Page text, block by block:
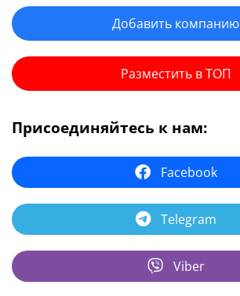
Добавить компанию
Разместить в ТОП
Присоединяйтесь к нам:
Facebook
Telegram
Viber